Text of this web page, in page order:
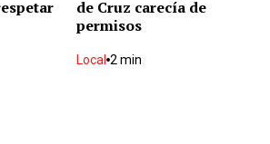
a seis por balear casa
de Cruz carecía de
permisos
Local 2 min